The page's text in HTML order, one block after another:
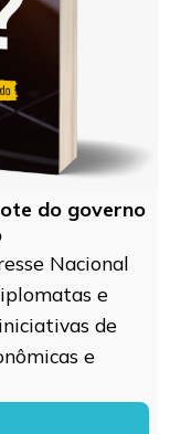
do governo
Nacional
e
de
e